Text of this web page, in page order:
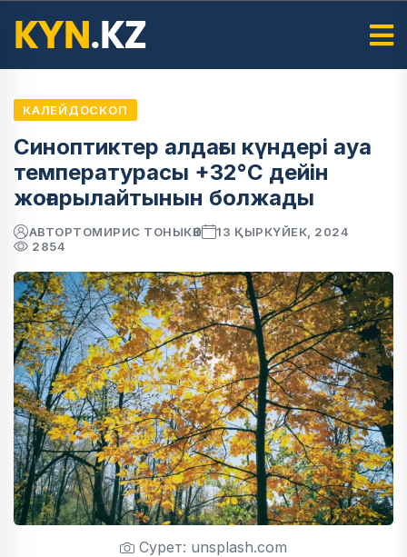
КАЛЕЙДОСКОП
Синоптиктер алдағы күндері ауа
температурасы +32°С дейін
жоғарылайтынын болжады
АВТОРТОМИРИС ТОНЫКӨК
13 ҚЫРКҮЙЕК, 2024
2854
Сурет: unsplash.com